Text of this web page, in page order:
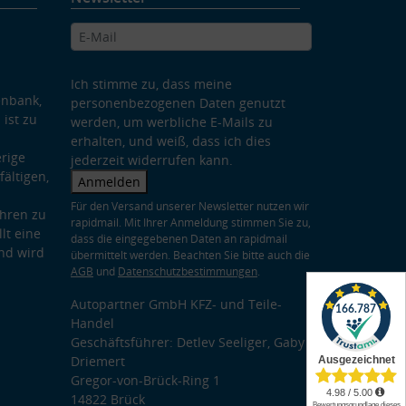
ist zu
zu
eine
wird
Ich stimme zu, dass meine
personenbezogenen Daten genutzt
werden, um werbliche E-Mails zu
erhalten, und weiß, dass ich dies
jederzeit widerrufen kann.
Anmelden
Für den Versand unserer Newsletter nutzen wir
rapidmail. Mit Ihrer Anmeldung stimmen Sie zu,
dass die eingegebenen Daten an rapidmail
übermittelt werden. Beachten Sie bitte auch die
AGB und Datenschutzbestimmungen.
Autopartner GmbH KFZ- und Teile-
Handel
Geschäftsführer: Detlev Seeliger, Gaby
Driemert
Gregor-von-Brück-Ring 1
14822 Brück